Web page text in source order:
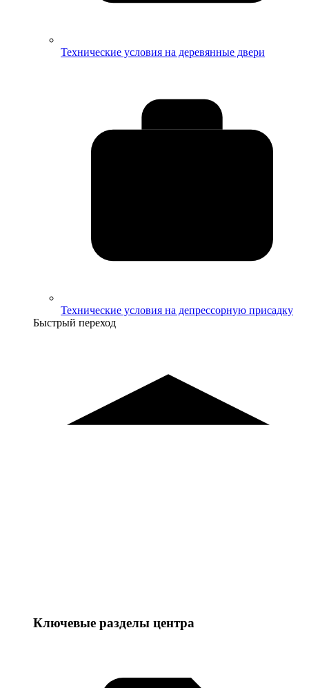
Технические условия на деревянные двери
Технические условия на депрессорную присадку
Быстрый переход
Ключевые разделы центра